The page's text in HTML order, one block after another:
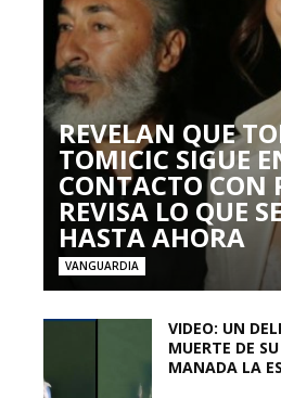
REVELAN QUE
TOMICIC SIGUE
CONTACTO CON
REVISA LO QUE
HASTA AHORA
VANGUARDIA
VIDEO: UN
MUERTE DE
MANADA LA